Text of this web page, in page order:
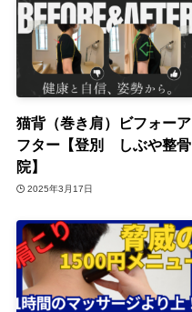
猫背（巻き肩）ビフォーア
フター【登別 しぶや整骨
院】
2025年3月17日